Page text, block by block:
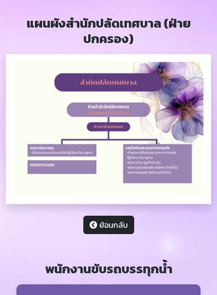
แผนผังสำนักปลัดเทศบาล (ฝ่าย
ปกครอง)
ย้อนกลับ
พนักงานขับรถบรรทุกน้ำ